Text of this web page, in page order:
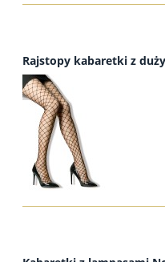
Rajstopy kabaretki z